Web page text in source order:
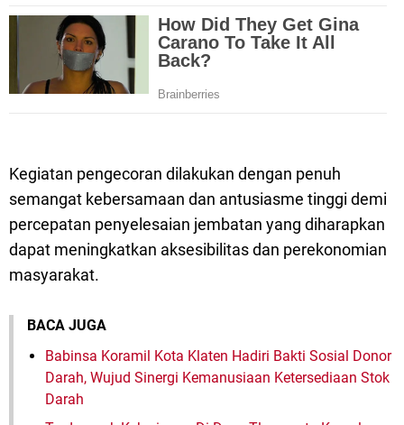
Kegiatan pengecoran dilakukan dengan penuh
semangat kebersamaan dan antusiasme tinggi demi
percepatan penyelesaian jembatan yang diharapkan
dapat meningkatkan aksesibilitas dan perekonomian
masyarakat.
BACA JUGA
Babinsa Koramil Kota Klaten Hadiri Bakti Sosial Donor
Darah, Wujud Sinergi Kemanusiaan Ketersediaan Stok
Darah